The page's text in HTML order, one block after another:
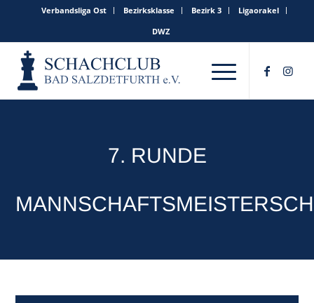
Verbandsliga Ost Bezirksklasse Bezirk 3
Ligaorakel
DWZ
7. RUNDE